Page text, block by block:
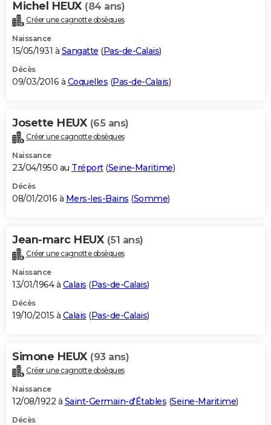
Michel HEUX (84 ans)
Créer une cagnotte obsèques
Naissance
15/05/1931 à Sangatte (Pas-de-Calais)
Décès
09/03/2016 à Coquelles (Pas-de-Calais)
Josette HEUX (65 ans)
Créer une cagnotte obsèques
Naissance
23/04/1950 au Tréport(Seine-Maritime)
Décès
08/01/2016 à Mers-les-Bains (Somme)
Jean-marc HEUX (51 ans)
Créer une cagnotte obsèques
Naissance
13/01/1964 à Calais (Pas-de-Calais)
Décès
19/10/2015 à Calais (Pas-de-Calais)
Simone HEUX (93 ans)
Créer une cagnotte obsèques
Naissance
12/08/1922 à Saint-Germain-d'Étables (Seine-Maritime)
Décès